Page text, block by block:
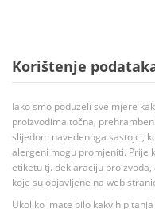
Korištenje
Iako smo poduzeli sve mjere
proizvodima točna,
slijedom navedenoga sastojci,
alergeni mogu promjeniti. Prije
etiketu tj. deklaraciju
koje su objavljene na web
Ukoliko imate bilo kakvih